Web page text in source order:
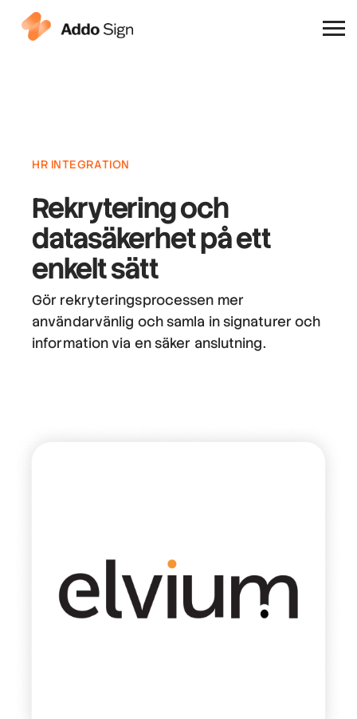
Varför Addo Sign
HR INTEGRATION
Rekrytering och
datasäkerhetpå ett
enkelt sätt
Gör rekryteringsprocessen mer
användarvänlig och samla in signaturer och
information via en säker anslutning.